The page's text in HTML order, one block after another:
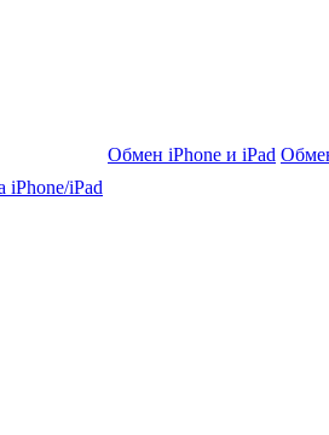
iPhone/iPad
Обмен iPhone и iPad